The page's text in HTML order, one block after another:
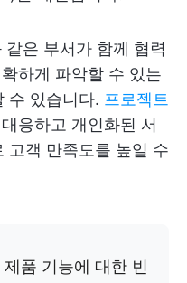
은 부서가 함께 협력
하게 파악할 수 있는
수 있습니다. 프로젝트
응하고 개인화된 서
고객 만족도를 높일 수
품 기능에 대한 빈